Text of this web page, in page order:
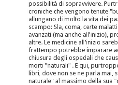
possibilità di sopravvivere.
croniche che vengono tenute
allungano di molto la vita dei
scampo: Sla, coma, certe
avanzati (ma anche all'inizio),
altre. Le medicine all'inizio
frattempo potrebbe imparare
chiusura degli ospedali che
morti "naturali" . E qui,
libri, dove non se ne parla mai,
naturale" al massimo della sua